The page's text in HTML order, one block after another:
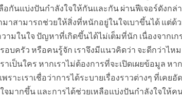
อกันแบ่งปันกำลังใจให้กันและกัน ผ่านฟีเจอร์ดังกล่
มาสามารถช่วยให้สิ่งที่หนักอยู่ในใจเบาขึ้นได้ แต่
วามในใจ ปัญหาที่เกิดขึ้นได้ไม่เต็มที่นัก เนื่องจาก
อบครัว หรือคนรู้จัก เราจึงมีแนวคิดว่า จะดีกว่าไ
าเป็นใคร หากเราไม่ต้องการที่จะเปิดเผยข้อมูล
พราะเราเชื่อว่าการได้ระบายเรื่องราวต่างๆ ที่เ
จมากขึ้น และการได้ช่วยเหลือแบ่งปันกำลังใจให้